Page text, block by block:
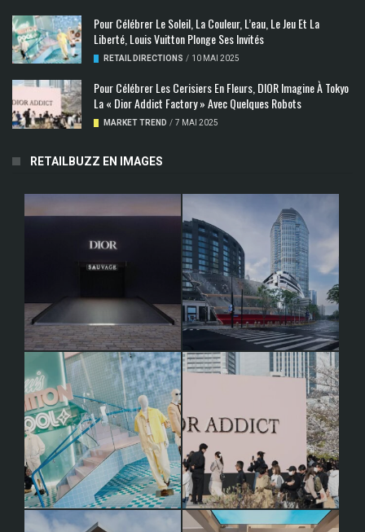
Pour Célébrer Le Soleil, La Couleur, L’eau, Le Jeu Et La
Liberté, Louis Vuitton Plonge Ses Invités
RETAIL DIRECTIONS / 10 MAI 2025
Pour Célébrer Les Cerisiers En Fleurs, DIOR Imagine À Tokyo
La « Dior Addict Factory » Avec Quelques Robots
MARKET TREND / 7 MAI 2025
RETAILBUZZ EN IMAGES